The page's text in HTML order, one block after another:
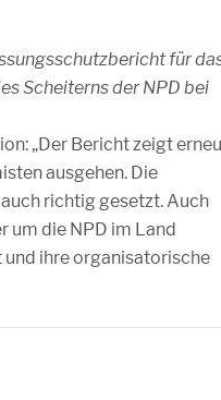
für
Scheiterns der NPD bei
„Der Bericht zeigt
ausgehen. Die
richtig gesetzt. Auch
um die NPD im Land
ihre organisatorische